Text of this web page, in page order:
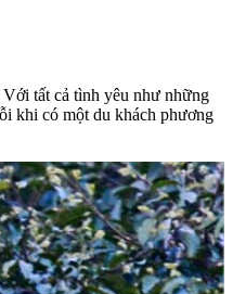
tất cả tình yêu như những
khi có một du khách phương